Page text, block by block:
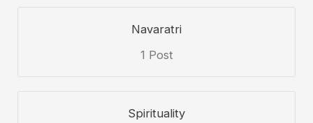
Navaratri
1 Post
Spirituality